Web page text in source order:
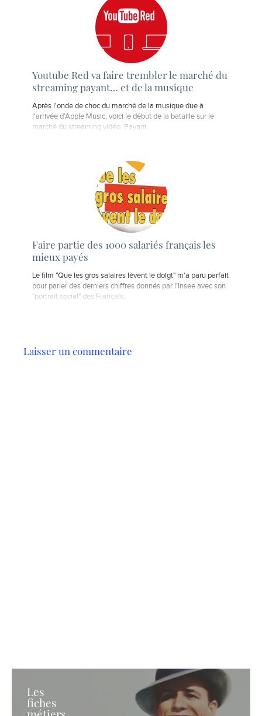
Youtube Red va faire trembler le marché du
streaming payant… et de la musique
Après l'onde de choc du marché de la musique due à
l'arrivée d'Apple Music, voici le début de la bataille sur le
marché du streaming vidéo. Payant.
Faire partie des 1000 salariés français les
mieux payés
Le film "Que les gros salaires lèvent le doigt" m'a paru parfait
pour parler des derniers chiffres donnés par l'Insee avec son
"portrait social" des Français.
Laisser un commentaire
Les
fiches